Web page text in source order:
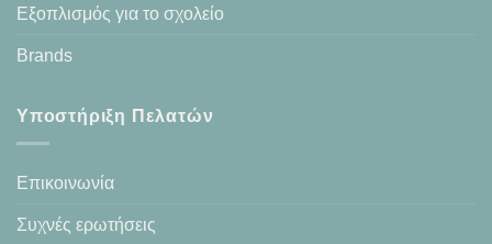
Εξοπλισμός για το σχολείο
Brands
Υποστήριξη Πελατών
Επικοινωνία
Συχνές ερωτήσεις